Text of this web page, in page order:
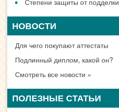
Степени защиты от подделки
НОВОСТИ
Для чего покупают аттестаты
Подлинный диплом, какой он?
Смотреть все новости »
ПОЛЕЗНЫЕ СТАТЬИ